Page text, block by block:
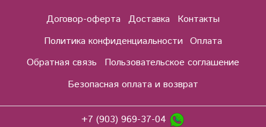
Договор-оферта Доставка
Контакты
Политика конфиденциальности Оплата
Обратная связь
Пользовательское соглашение
Безопасная оплата и возврат
+7 (903) 969-37-04